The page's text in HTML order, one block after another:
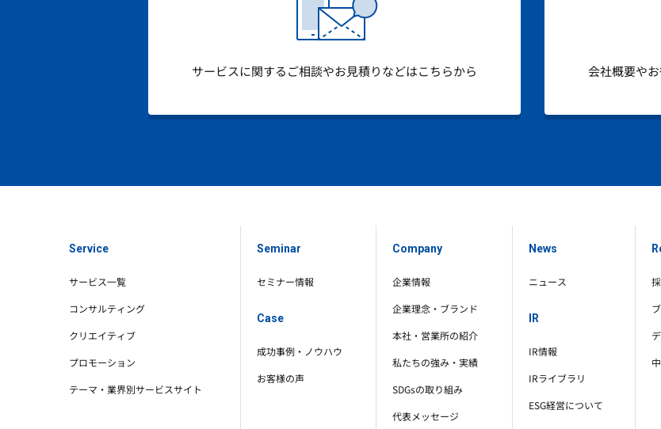
サービスに関するご相談やお見積りなどはこちらから 会社概要や
Service
サービス一覧
コンサルティング
クリエイティブ
プロモーション
テーマ・業界別サービスサイト
Seminar
セミナー情報
Case
成功事例・ノウハウ
お客様の声
Company
企業情報
企業理念・ブランド
本社・営業所の紹介
私たちの強み・実績
SDGsの取り組み
代表メッセージ
News
ニュース
IR
IR情報
IRライブラリ
ESG経営について